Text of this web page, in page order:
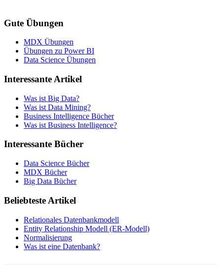
Gute Übungen
MDX Übungen
Übungen zu Power BI
Data Science Übungen
Interessante Artikel
Was ist Big Data?
Was ist Data Mining?
Business Intelligence Bücher
Was ist Business Intelligence?
Interessante Bücher
Data Science Bücher
MDX Bücher
Big Data Bücher
Beliebteste Artikel
Relationales Datenbankmodell
Entity Relationship Modell (ER-Modell)
Normalisierung
Was ist eine Datenbank?